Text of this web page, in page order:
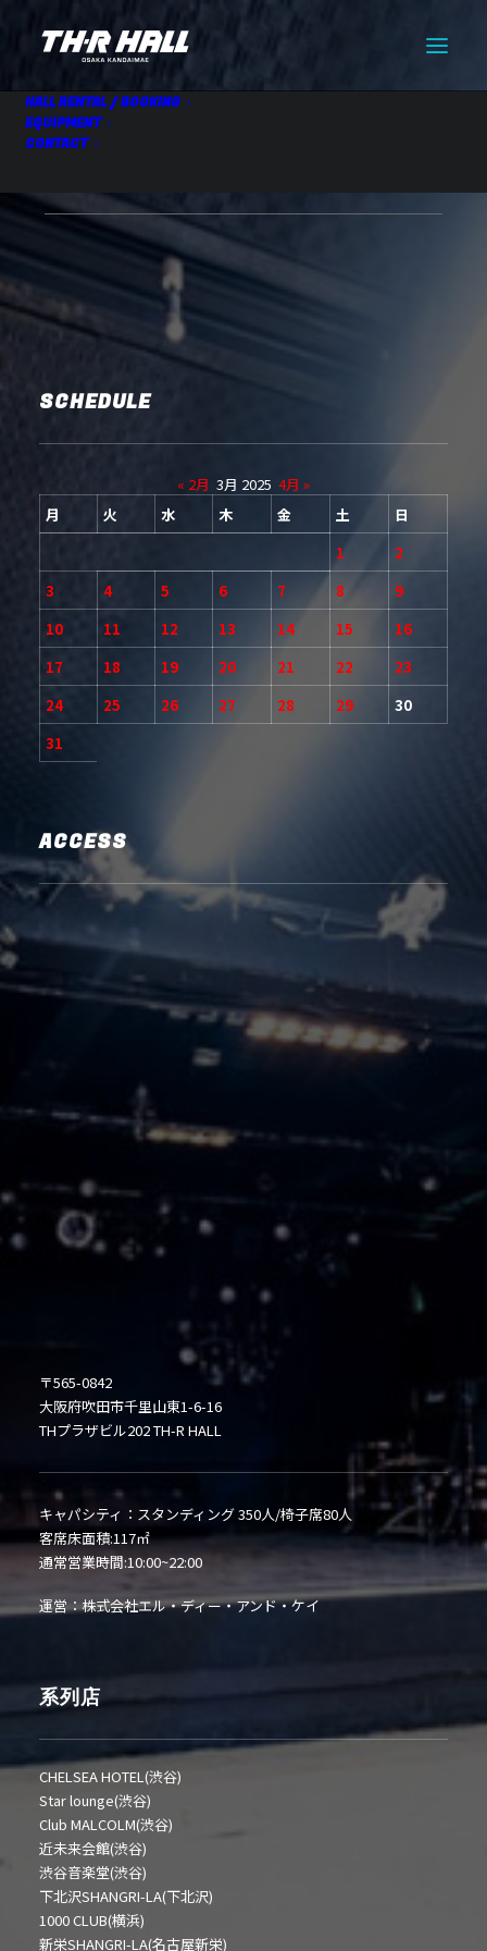
HALL RENTAL / BOOKING
EQUIPMENT
CONTACT
SCHEDULE
« 2月 3月 2025 4月 »
月
火 水 木 金 土
日
1
2
3
4 5 6 7 8
9
10
11 12 13 14 15
16
17
18 19 20 21 22
23
24
25 26 27 28 29
30
31
ACCESS
〒565-0842
大阪府吹田市千里山東1-6-16
THプラザビル202 TH-R HALL
キャパシティ：スタンディング 350人/椅子席80人
客席床面積:117㎡
通常営業時間:10:00~22:00
運営：株式会社エル・ディー・アンド・ケイ
系列店
CHELSEA HOTEL(渋谷)
Star lounge(渋谷)
Club MALCOLM(渋谷)
近未来会館(渋谷)
渋谷音楽堂(渋谷)
下北沢SHANGRI-LA(下北沢)
1000 CLUB(横浜)
新栄SHANGRI-LA(名古屋新栄)